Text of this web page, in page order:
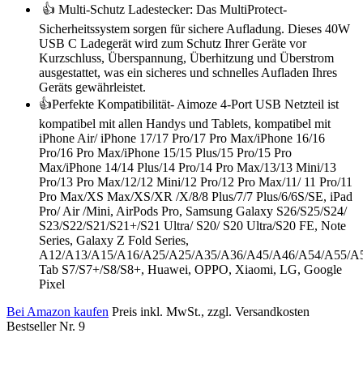
👍 Multi-Schutz Ladestecker: Das MultiProtect-
Sicherheitssystem sorgen für sichere Aufladung. Dieses 40W
USB C Ladegerät wird zum Schutz Ihrer Geräte vor
Kurzschluss, Überspannung, Überhitzung und Überstrom
ausgestattet, was ein sicheres und schnelles Aufladen Ihres
Geräts gewährleistet.
👍Perfekte Kompatibilität- Aimoze 4-Port USB Netzteil ist
kompatibel mit allen Handys und Tablets, kompatibel mit
iPhone Air/ iPhone 17/17 Pro/17 Pro Max/iPhone 16/16
Pro/16 Pro Max/iPhone 15/15 Plus/15 Pro/15 Pro
Max/iPhone 14/14 Plus/14 Pro/14 Pro Max/13/13 Mini/13
Pro/13 Pro Max/12/12 Mini/12 Pro/12 Pro Max/11/ 11 Pro/11
Pro Max/XS Max/XS/XR /X/8/8 Plus/7/7 Plus/6/6S/SE, iPad
Pro/ Air /Mini, AirPods Pro, Samsung Galaxy S26/S25/S24/
S23/S22/S21/S21+/S21 Ultra/ S20/ S20 Ultra/S20 FE, Note
Series, Galaxy Z Fold Series,
A12/A13/A15/A16/A25/A25/A35/A36/A45/A46/A54/A55/
Tab S7/S7+/S8/S8+, Huawei, OPPO, Xiaomi, LG, Google
Pixel
Bei Amazon kaufen Preis inkl. MwSt., zzgl. Versandkosten
Bestseller Nr. 9